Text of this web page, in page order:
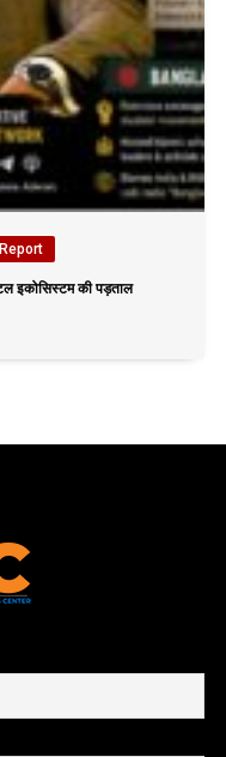
Report
इकोसिस्टम की पड़ताल